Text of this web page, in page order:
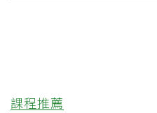
課程推薦